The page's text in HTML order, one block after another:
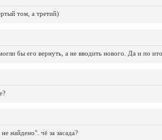
том, а третий)
бы его вернуть, а не вводить нового. Да и по
найдено". чё за засада?